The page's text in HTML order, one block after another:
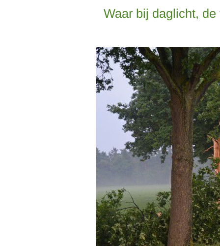
Waar bij daglicht,